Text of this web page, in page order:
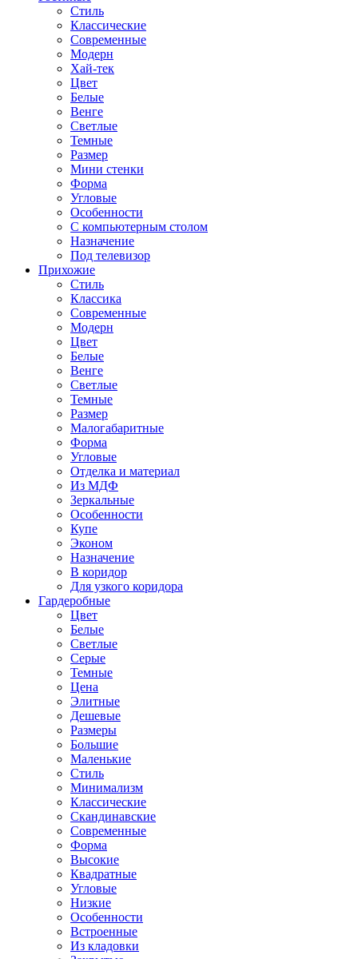
Стиль
Классические
Современные
Модерн
Хай-тек
Цвет
Белые
Венге
Светлые
Темные
Размер
Мини стенки
Форма
Угловые
Особенности
С компьютерным столом
Назначение
Под телевизор
Прихожие
Стиль
Классика
Современные
Модерн
Цвет
Белые
Венге
Светлые
Темные
Размер
Малогабаритные
Форма
Угловые
Отделка и материал
Из МДФ
Зеркальные
Особенности
Купе
Эконом
Назначение
В коридор
Для узкого коридора
Гардеробные
Цвет
Белые
Светлые
Серые
Темные
Цена
Элитные
Дешевые
Размеры
Большие
Маленькие
Стиль
Минимализм
Классические
Скандинавские
Современные
Форма
Высокие
Квадратные
Угловые
Низкие
Особенности
Встроенные
Из кладовки